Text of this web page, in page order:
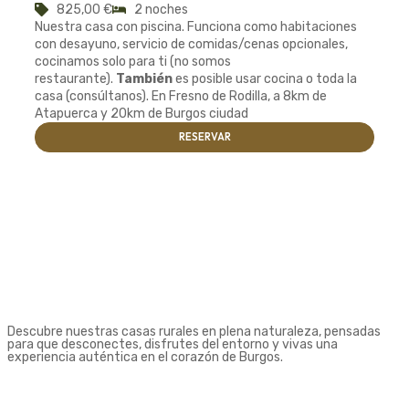
825,00 €
2 noches
Nuestra casa con piscina. Funciona como habitaciones
con desayuno, servicio de comidas/cenas opcionales,
cocinamos solo para ti (no somos
restaurante). Tambiénes posible usar cocina o toda la
casa (consúltanos). En Fresno de Rodilla, a 8km de
Atapuerca y 20km de Burgos ciudad
RESERVAR
Descubre nuestras casas rurales en plena naturaleza, pensadas
para que desconectes, disfrutes del entorno y vivas una
experiencia auténtica en el corazón de Burgos.